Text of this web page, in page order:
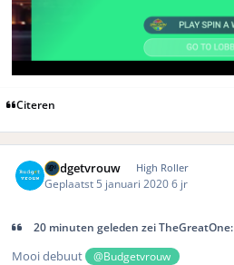
Citeren
Budgetvrouw High Roller
Geplaatst 5 januari 20206 jr
20 minuten geleden zei TheGreatOne:
Mooi debuut @Budgetvrouw